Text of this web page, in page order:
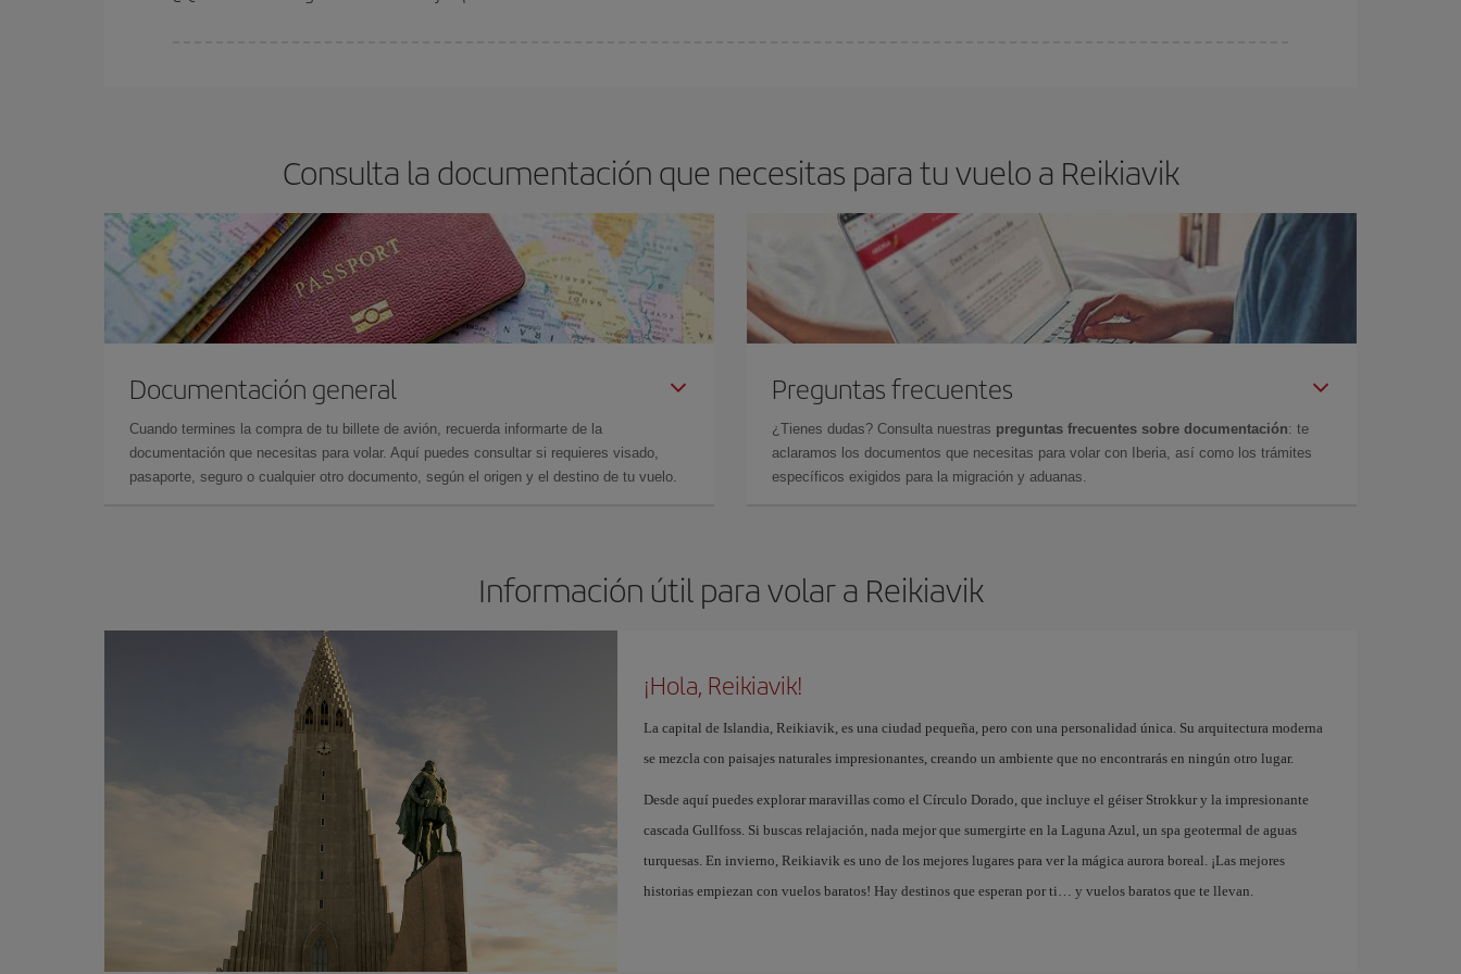
Consulta la documentación que necesitas para tu vuelo a Reikiavik
Documentación general
Cuando termines la compra de tu billete de avión, recuerda informarte de la
documentación que necesitas para volar. Aquí puedes consultar si requieres visado,
pasaporte, seguro o cualquier otro documento, según el origen y el destino de tu vuelo.
Preguntas frecuentes
¿Tienes dudas? Consulta nuestras preguntas frecuentes sobre documentación: te
aclaramos los documentos que necesitas para volar con Iberia, así como los trámites
específicos exigidos para la migración y aduanas.
Información útil para volar a Reikiavik
¡Hola, Reikiavik!
La capital de Islandia, Reikiavik, es una ciudad pequeña, pero con una personalidad única. Su arquitectura moderna
se mezcla con paisajes naturales impresionantes, creando un ambiente que no encontrarás en ningún otro lugar.
Desde aquí puedes explorar maravillas como el Círculo Dorado, que incluye el géiser Strokkur y la impresionante
cascada Gullfoss. Si buscas relajación, nada mejor que sumergirte en la Laguna Azul, un spa geotermal de aguas
turquesas. En invierno, Reikiavik es uno de los mejores lugares para ver la mágica aurora boreal. ¡Las mejores
historias empiezan con vuelos baratos! Hay destinos que esperan por ti… y vuelos baratos que te llevan.